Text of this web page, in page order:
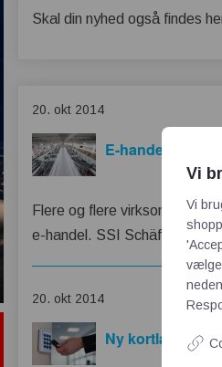
Skal din nyhed også findes
20. okt 2014
E-handel sætter
Flere og flere virksomheder,
e-handel. SSI Schäfers
20. okt 2014
Ny kortlæser
Vi
Vi